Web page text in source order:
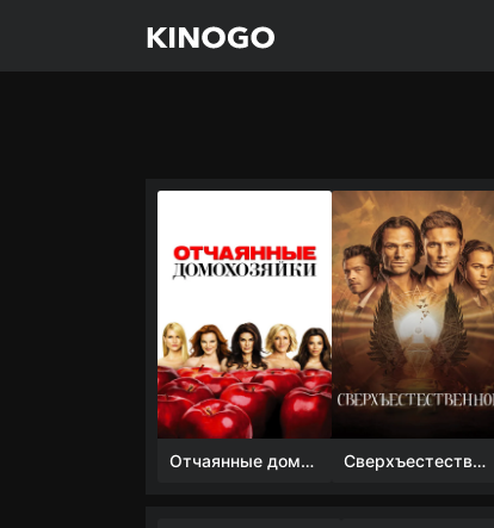
Отчаянные домохозяйки (1 сезон) Сверхъестественное